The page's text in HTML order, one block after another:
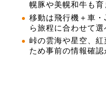
幌豚や美幌和牛も育
移動は飛行機＋車
ら旅程に合わせて選
峠の雲海や星空、
ため事前の情報確認